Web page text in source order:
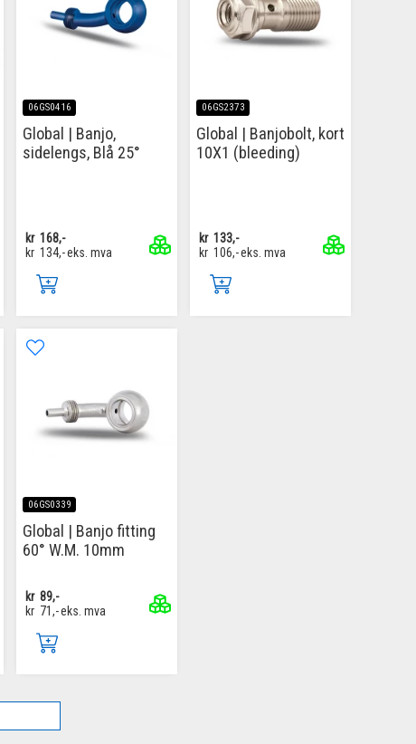
06GS0416
Global | Banjo,
sidelengs, Blå 25°
kr 168,-
kr 134,-eks. mva
06GS2373
Global | Banjobolt, kort
10X1 (bleeding)
kr 133,-
kr 106,-eks. mva
06GS0339
Global | Banjo fitting
60° W.M. 10mm
kr 89,-
kr 71,-eks. mva